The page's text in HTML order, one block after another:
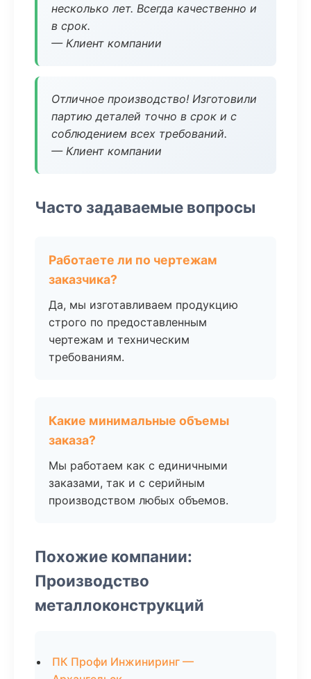
несколько лет. Всегда качественно и
в срок.
— Клиент компании
Отличное производство! Изготовили
партию деталей точно в срок и с
соблюдением всех требований.
— Клиент компании
Часто задаваемые вопросы
Работаете ли по чертежам
заказчика?
Да, мы изготавливаем продукцию
строго по предоставленным
чертежам и техническим
требованиям.
Какие минимальные объемы
заказа?
Мы работаем как с единичными
заказами, так и с серийным
производством любых объемов.
Похожие компании:
Производство
металлоконструкций
ПК Профи Инжиниринг —